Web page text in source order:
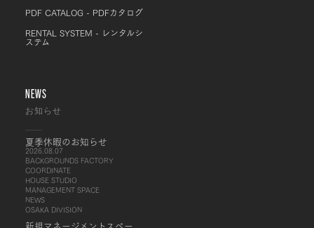
PDF CATALOG - PDFカタログ
RENTAL SYSTEM - レンタルシ
ステム
NEWS
お知らせ
夏季休暇のお知らせ
2026.08.07
BACKGROUNDS FACTORY
COORDINATE
HOUSE STUDIO
MANAGEMENT SPACE
NEWS
OSAKA DIVISION